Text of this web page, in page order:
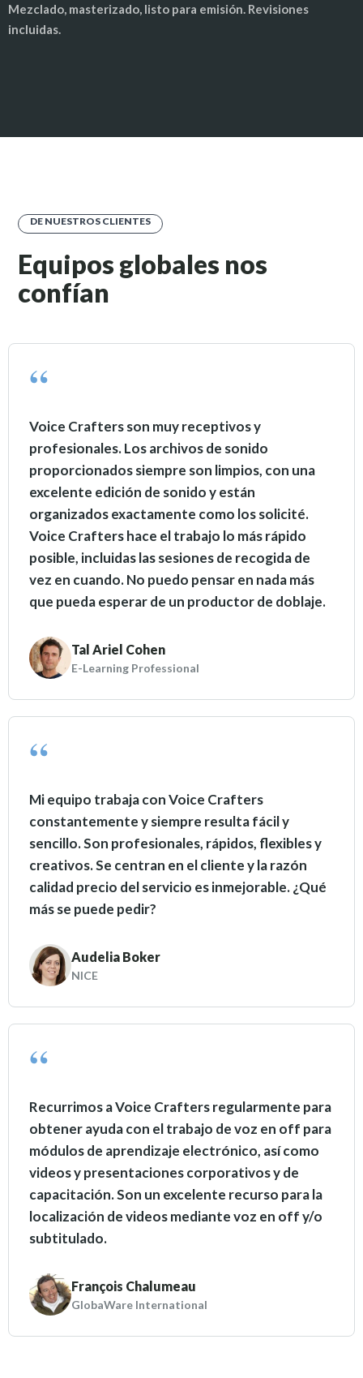
Mezclado, masterizado, listo para emisión. Revisiones
incluidas.
DE NUESTROS CLIENTES
Equipos globales nos
confían
Voice Crafters son muy receptivos y
profesionales. Los archivos de sonido
proporcionados siempre son limpios, con una
excelente edición de sonido y están
organizados exactamente como los solicité.
Voice Crafters hace el trabajo lo más rápido
posible, incluidas las sesiones de recogida de
vez en cuando. No puedo pensar en nada más
que pueda esperar de un productor de doblaje.
Tal Ariel Cohen
E-Learning Professional
Mi equipo trabaja con Voice Crafters
constantemente y siempre resulta fácil y
sencillo. Son profesionales, rápidos, flexibles y
creativos. Se centran en el cliente y la razón
calidad precio del servicio es inmejorable. ¿Qué
más se puede pedir?
Audelia Boker
NICE
Recurrimos a Voice Crafters regularmente para
obtener ayuda con el trabajo de voz en off para
módulos de aprendizaje electrónico, así como
videos y presentaciones corporativos y de
capacitación. Son un excelente recurso para la
localización de videos mediante voz en off y/o
subtitulado.
François Chalumeau
GlobaWare International